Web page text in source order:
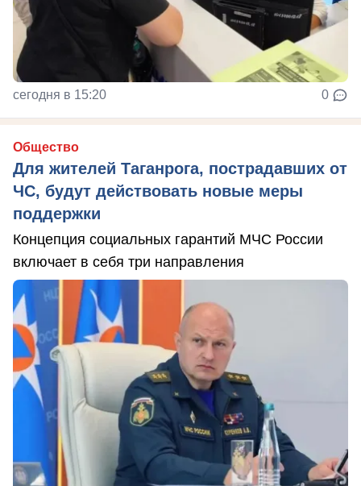
сегодня в 15:20 0
Общество
Для жителей Таганрога, пострадавших от
ЧС, будут действовать новые меры
поддержки
Концепция социальных гарантий МЧС России
включает в себя три направления